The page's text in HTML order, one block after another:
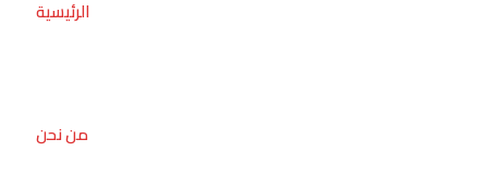
الرئيسية
من نحن